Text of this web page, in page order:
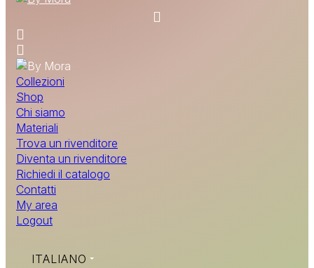
Collezioni
Shop
Chi siamo
Materiali
Trova un rivenditore
Diventa un rivenditore
Richiedi il catalogo
Contatti
My area
Logout
ITALIANO